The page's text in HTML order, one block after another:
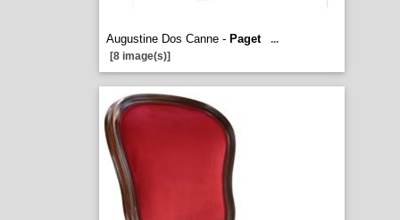
Augustine Dos Canne - Paget
...
[8 image(s)]